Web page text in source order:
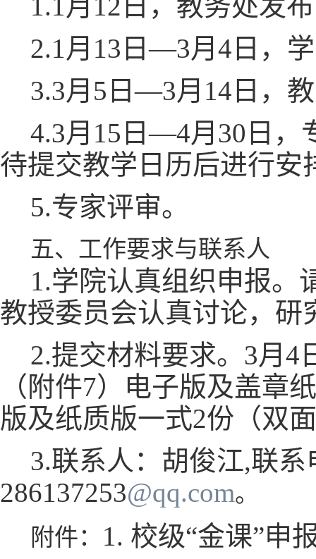
1.1月12日，教务处发
2.1月13日—3月4日，
3.3月5日—3月14日，
4.3月15日—4月30日，
待提交教学日历后进行安
5.专家评审。
五、工作要求与联系人
1.学院认真组织申报。
教授委员会认真讨论，研
2.提交材料要求。3月4
（附件7）电子版及盖章
版及纸质版一式2份（双
3.联系人：胡俊江,联系
286137253@qq.com。
附件： 1. 校级“金课”申